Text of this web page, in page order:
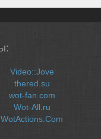
Video::Jove
thered.su
wot-fan.com
Wot-All.ru
WotActions.Com